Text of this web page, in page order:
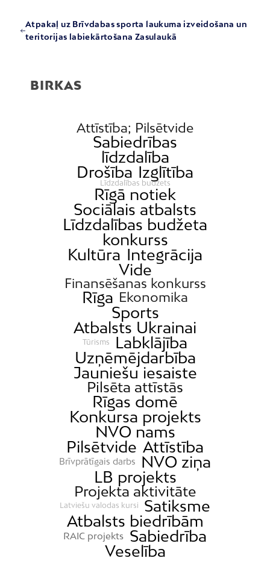
Atpakaļ uz Brīvdabas sporta laukuma izveidošana un
teritorijas labiekārtošana Zasulaukā
BIRKAS
Attīstība; Pilsētvide
Sabiedrības
līdzdalība
Drošība Izglītība
Līdzdalības budžets
Rīgā notiek
Sociālais atbalsts
Līdzdalības budžeta
konkurss
Kultūra Integrācija
Vide
Finansēšanas konkurss
Rīga Ekonomika
Sports
Atbalsts Ukrainai
Tūrisms
Labklājība
Uzņēmējdarbība
Jauniešu iesaiste
Pilsēta attīstās
Rīgas domē
Konkursa projekts
NVO nams
Pilsētvide Attīstība
Brīvprātīgais darbs
NVO ziņa
LB projekts
Projekta aktivitāte
Latviešu valodas kursi
Satiksme
Atbalsts biedrībām
RAIC projekts
Sabiedrība
Veselība